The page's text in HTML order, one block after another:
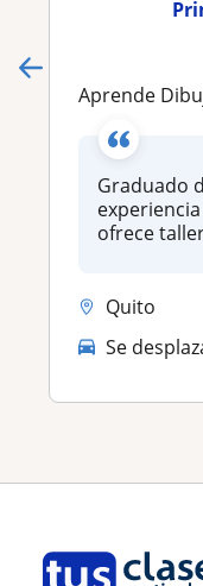
Aprende Dibujo,
Graduado
ofrece
Quito
Se